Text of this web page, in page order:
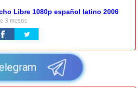
Libre 1080p español latino 2006
3 meses